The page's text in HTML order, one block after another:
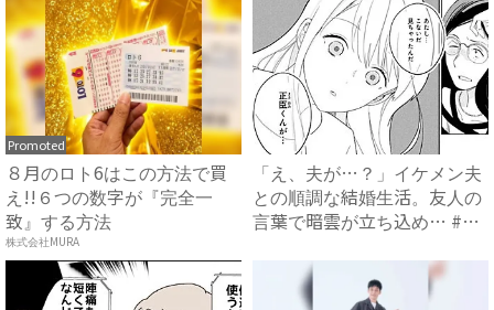
Promoted
８月のロト6はこの方法で買
え!!６つの数字が『完全一
致』する方法
株式会社MURA
「え、夫が…？」イケメン夫
との順調な結婚生活。友人の
言葉で暗雲が立ち込め… #